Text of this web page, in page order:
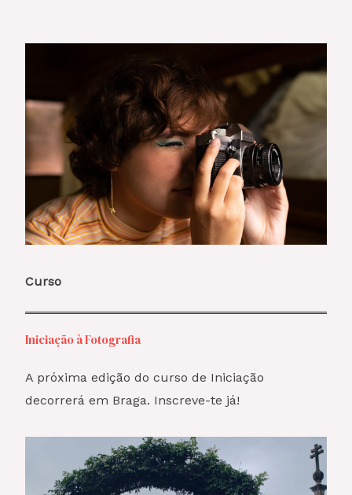
Curso
Iniciação à Fotografia
A próxima edição do curso de Iniciação
decorrerá em Braga. Inscreve-te já!